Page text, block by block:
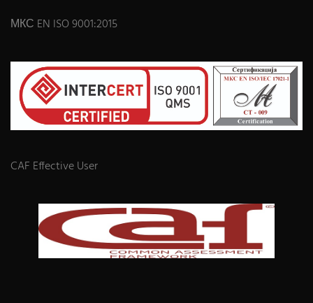
МКС EN ISO 9001:2015
CAF Effective User